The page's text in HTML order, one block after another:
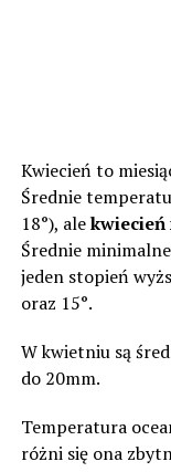
Kwiecień to
Średnie
18°), alekwiecień
Średnie
jeden stopień
oraz 15°.
W kwietniu są
do 20mm.
Temperatura
różni się ona